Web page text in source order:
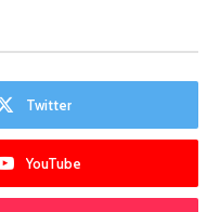
Twitter
YouTube